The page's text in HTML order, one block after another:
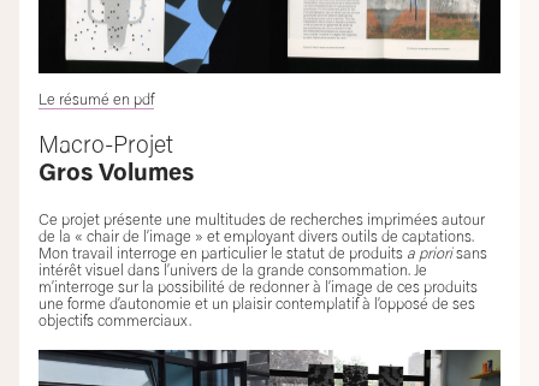
Le résumé en pdf
Macro-Projet
Gros Volumes
Ce projet présente une multitudes de recherches imprimées autour
de la « chair de l’image » et employant divers outils de captations.
Mon travail interroge en particulier le statut de produits a priorisans
intérêt visuel dans l’univers de la grande consommation. Je
m’interroge sur la possibilité de redonner à l’image de ces produits
une forme d’autonomie et un plaisir contemplatif à l’opposé de ses
objectifs commerciaux.